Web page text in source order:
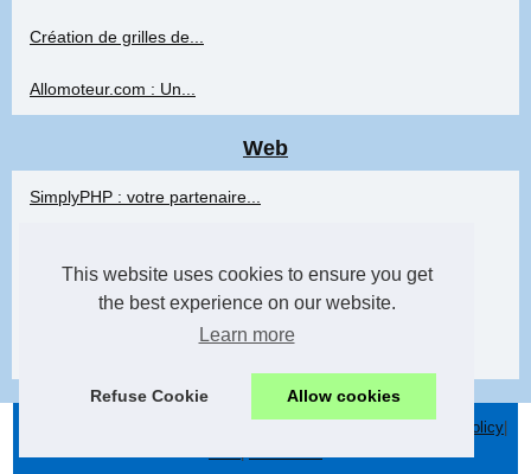
This website uses cookies to ensure you get
the best experience on our website.
Learn more
Refuse Cookie Allow cookies
Création de grilles de...
Allomoteur.com : Un...
Web
SimplyPHP : votre partenaire...
Techniques de Transition pour...
Cookies Policy